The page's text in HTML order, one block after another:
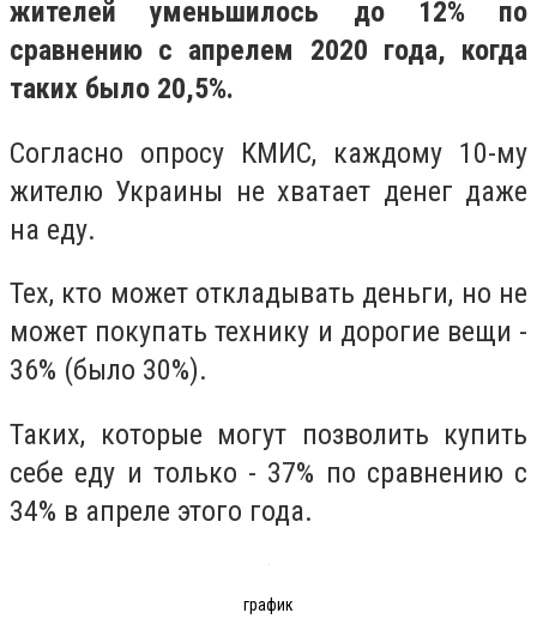
жителей уменьшилось до 12% по
сравнению с апрелем 2020 года, когда
таких было 20,5%.
Согласно опросу КМИС, каждому 10-му
жителю Украины не хватает денег даже
на еду.
Тех, кто может откладывать деньги, но не
может покупать технику и дорогие вещи -
36% (было 30%).
Таких, которые могут позволить купить
себе еду и только - 37% по сравнению с
34% в апреле этого года.
график